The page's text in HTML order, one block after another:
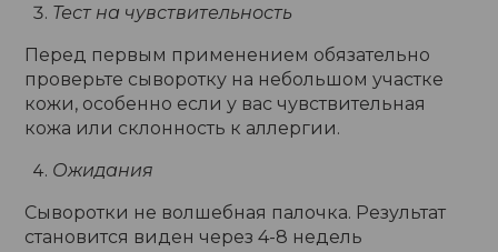
Тест на чувствительность
Перед первым применением обязательно
проверьте сыворотку на небольшом участке
кожи, особенно если у вас чувствительная
кожа или склонность к аллергии.
Ожидания
Сыворотки не волшебная палочка. Результат
становится виден через 4-8 недель